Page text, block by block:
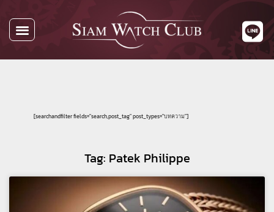
[searchandfilter fields="search,post_tag" post_types="บทความ"]
Tag: Patek Philippe